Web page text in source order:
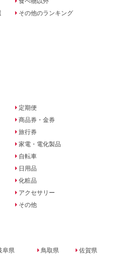
食べ物以外
その他のランキング
定期便
商品券・金券
旅行券
家電・電化製品
自転車
日用品
化粧品
アクセサリー
その他
阜県
鳥取県
佐賀県